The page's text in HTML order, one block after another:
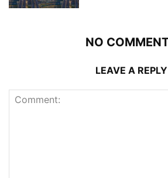
NO
LEAVE A REPLY